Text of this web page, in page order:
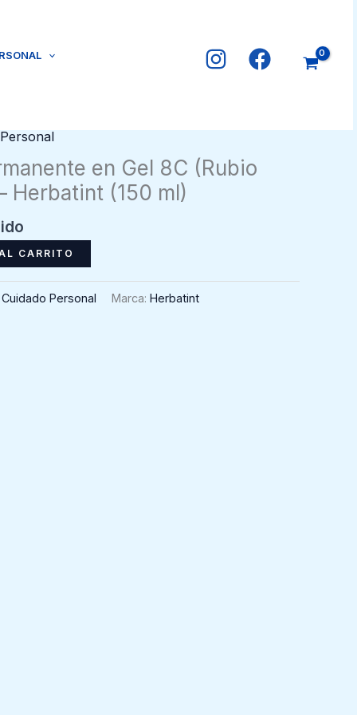
en Gel 8C (Rubio
Herbatint (150 ml)
CARRITO
Cuidado Personal Marca: Herbatint